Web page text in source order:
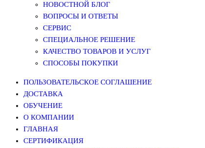
НОВОСТНОЙ БЛОГ
ВОПРОСЫ И ОТВЕТЫ
СЕРВИС
СПЕЦИАЛЬНОЕ РЕШЕНИЕ
КАЧЕСТВО ТОВАРОВ И УСЛУГ
СПОСОБЫ ПОКУПКИ
ПОЛЬЗОВАТЕЛЬСКОЕ СОГЛАШЕНИЕ
ДОСТАВКА
ОБУЧЕНИЕ
О КОМПАНИИ
ГЛАВНАЯ
СЕРТИФИКАЦИЯ